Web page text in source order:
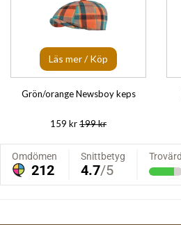
Läs mer / Köp
Grön/orange Newsboy keps
159 kr199 kr